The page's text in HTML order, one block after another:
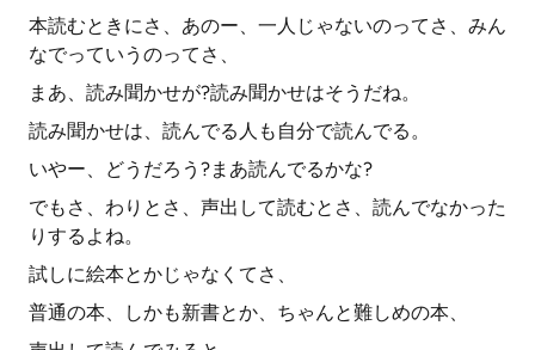
本読むときにさ、あのー、一人じゃないのってさ、みん
なでっていうのってさ、
まあ、読み聞かせが?読み聞かせはそうだね。
読み聞かせは、読んでる人も自分で読んでる。
いやー、どうだろう?まあ読んでるかな?
でもさ、わりとさ、声出して読むとさ、読んでなかった
りするよね。
試しに絵本とかじゃなくてさ、
普通の本、しかも新書とか、ちゃんと難しめの本、